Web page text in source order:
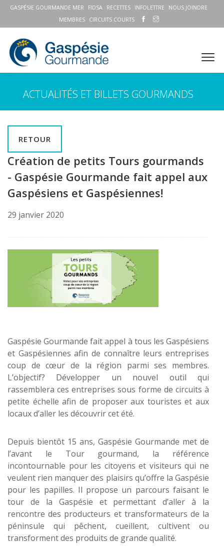
GASPÉSIE GOURMANDE MER FIDSA RECETTES INFOLETTRE
NOUS JOINDRE
MEMBRES
CIRCUITS COURTS
ACTUALITÉS ET BILLETS GOURMANDS
RETOUR
Création de petits Tours gourmands
- Gaspésie Gourmande fait appel aux
Gaspésiens et Gaspésiennes!
29 janvier 2020
Gaspésie Gourmande fait appel à tous les Gaspésiens
et Gaspésiennes afin de connaître leurs entreprises
coup de cœur de la région parmi ses membres.
L’objectif? Développer un nouvel outil qui
rassemblera ces entreprises sous forme de circuits à
petite échelle afin de proposer aux touristes et aux
locaux d’aller les découvrir cet été.
Depuis bientôt 15 ans, Gaspésie Gourmande met de
l’avant le Tour gourmand, la référence
incontournable pour les citoyens et visiteurs qui ne
veulent rien manquer des plaisirs qu’offre la Gaspésie
pour les papilles. Il propose un parcours faisant le
tour de la Gaspésie et permettant d’aller à la
rencontre des producteurs et transformateurs de la
péninsule qui pêchent, cueillent, cultivent ou
transforment des produits de grande qualité.